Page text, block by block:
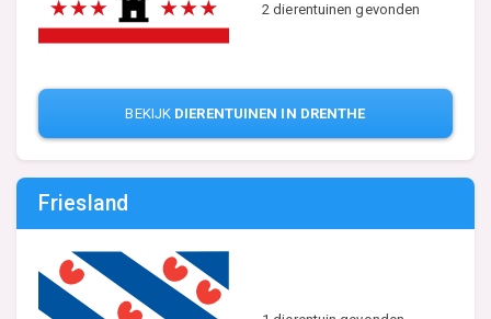
2 dierentuinen gevonden
BEKIJK DIERENTUINEN IN DRENTHE
Friesland